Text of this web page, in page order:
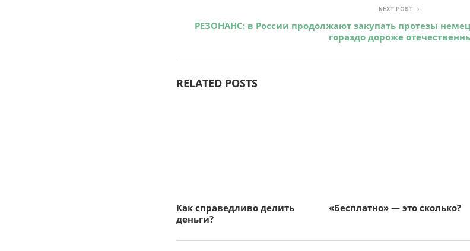
NEXT POST
РЕЗОНАНС: в России продолжают закупать протезы
гораздо дороже
RELATED POSTS
Как справедливо делить
деньги?
«Бесплатно» — это сколько?